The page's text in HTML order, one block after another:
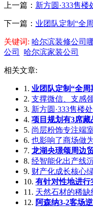
上一篇： 新方圆·333售
下一篇： 业团队定制“全
关键词: 哈尔滨装修公司
公司
哈尔滨家装公司
相关文章:
1. 业团队定制“全
2. 支撑微信、支感
3. 新方圆·333售楼
4. 项目规划有3席藏
5. 尚层粉饰专注端
6. 也影响了商场做
7. 龙湖央璟颂周边
8. 经智能化出产线
9. 财产化成长核心
10. 有针对性地进行
11. 天然石材的稀
12. 阿森纳3-2客场